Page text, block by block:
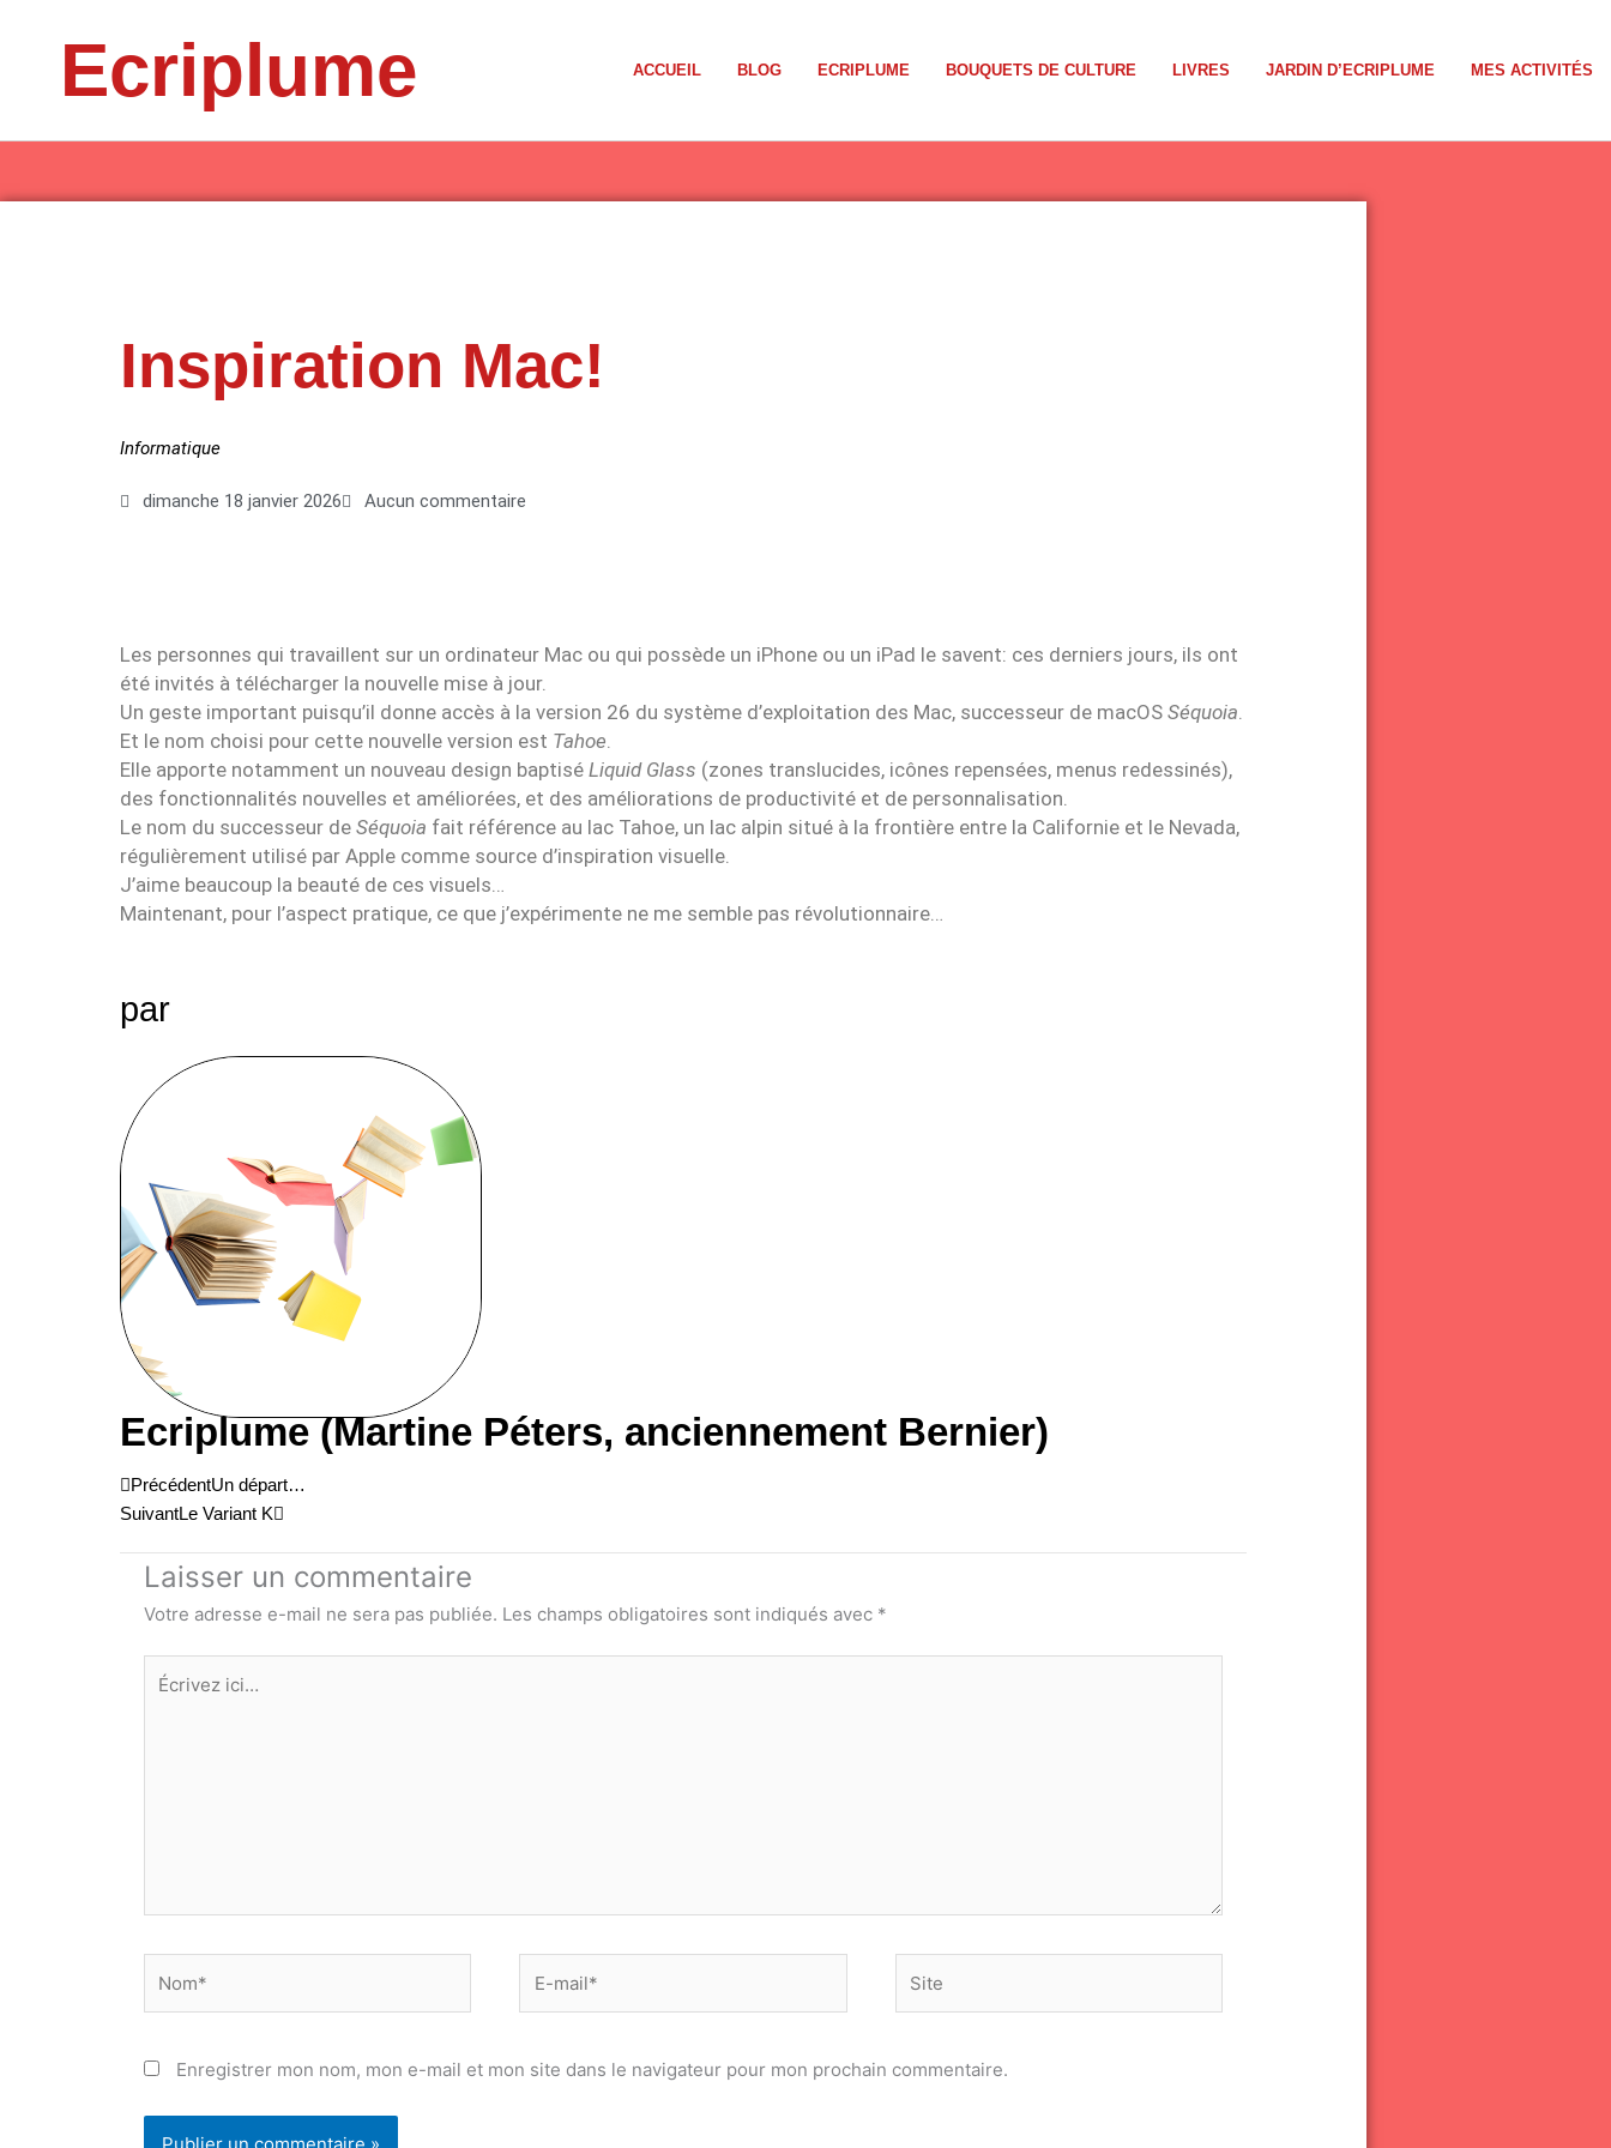
Ecriplume ACCUEIL BLOG ECRIPLUME BOUQUETS DE CULTURE LIVRES JARDIN D’ECRIPLUME MES ACTIVITÉS
Inspiration Mac!
Informatique
dimanche 18 janvier 2026 Aucun commentaire
Les personnes qui travaillent sur un ordinateur Mac ou qui possède un iPhone ou un iPad le savent: ces derniers jours, ils ont
été invités à télécharger la nouvelle mise à jour.
Un geste important puisqu’il donne accès à la version 26 du système d’exploitation des Mac, successeur de macOS Séquoia.
Et le nom choisi pour cette nouvelle version est Tahoe.
Elle apporte notamment un nouveau design baptisé Liquid Glass (zones translucides, icônes repensées, menus redessinés),
des fonctionnalités nouvelles et améliorées, et des améliorations de productivité et de personnalisation.
Le nom du successeur de Séquoia fait référence au lac Tahoe, un lac alpin situé à la frontière entre la Californie et le Nevada,
régulièrement utilisé par Apple comme source d’inspiration visuelle.
J’aime beaucoup la beauté de ces visuels…
Maintenant, pour l’aspect pratique, ce que j’expérimente ne me semble pas révolutionnaire…
par
Ecriplume (Martine Péters, anciennement Bernier)
Précédent
PrécédentUn départ…
SuivantLe Variant K
Suivant
Laisser un commentaire
Votre adresse e-mail ne sera pas publiée. Les champs obligatoires sont indiqués avec *
Écrivez
ici…
mail*
Enregistrer mon nom, mon e-mail et mon site dans le navigateur pour mon prochain commentaire.